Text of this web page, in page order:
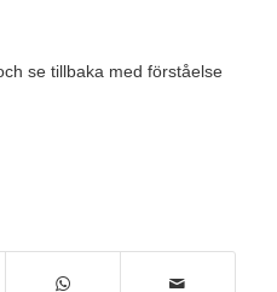
se tillbaka med förståelse